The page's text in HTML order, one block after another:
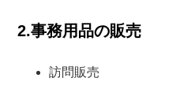
2.事務用品の販売
訪問販売